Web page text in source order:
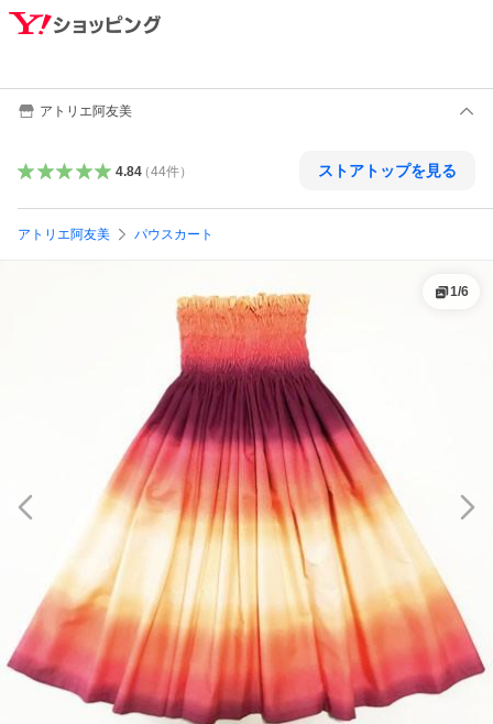
アトリエ阿友美
4.84（44件） ストアトップを見る
アトリエ阿友美 パウスカート
1/6